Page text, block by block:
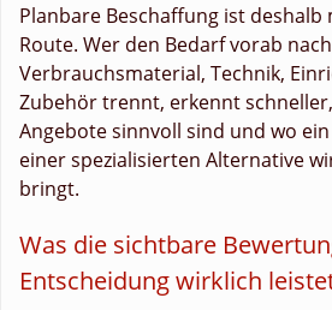
Planbare Beschaffung ist deshalb
Route. Wer den Bedarf vorab nach
Verbrauchsmaterial, Technik,
Zubehör trennt, erkennt
Angebote sinnvoll sind und wo
einer spezialisierten Alternative
bringt.
Was die sichtbare
Entscheidung wirklich